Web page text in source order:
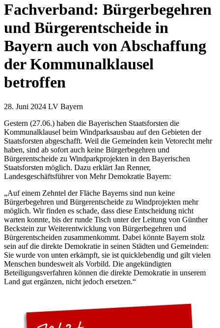
Fachverband: Bürgerbegehren
und Bürgerentscheide in
Bayern auch von Abschaffung
der Kommunalklausel
betroffen
28. Juni 2024 LV Bayern
Gestern (27.06.) haben die Bayerischen Staatsforsten die
Kommunalklausel beim Windparksausbau auf den Gebieten der
Staatsforsten abgeschafft. Weil die Gemeinden kein Vetorecht mehr
haben, sind ab sofort auch keine Bürgerbegehren und
Bürgerentscheide zu Windparkprojekten in den Bayerischen
Staatsforsten möglich. Dazu erklärt Jan Renner,
Landesgeschäftsführer von Mehr Demokratie Bayern:
„Auf einem Zehntel der Fläche Bayerns sind nun keine
Bürgerbegehren und Bürgerentscheide zu Windprojekten mehr
möglich. Wir finden es schade, dass diese Entscheidung nicht
warten konnte, bis der runde Tisch unter der Leitung von Günther
Beckstein zur Weiterentwicklung von Bürgerbegehren und
Bürgerentscheiden zusammenkommt. Dabei könnte Bayern stolz
sein auf die direkte Demokratie in seinen Städten und Gemeinden:
Sie wurde von unten erkämpft, sie ist quicklebendig und gilt vielen
Menschen bundesweit als Vorbild. Die angekündigten
Beteiligungsverfahren können die direkte Demokratie in unserem
Land gut ergänzen, nicht jedoch ersetzen.“